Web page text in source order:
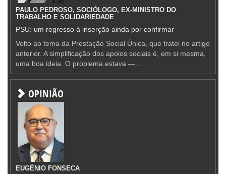
PAULO PEDROSO, SOCIÓLOGO, EX-MINISTRO DO
TRABALHO E SOLIDARIEDADE
PSU: um regresso à inserção ainda por confirmar
Volto ao tema da Prestação Social Única, que tratei no artigo
anterior. A simplificação dos apoios sociais é, em si mesma,
uma boa ideia. O problema estava —...
OPINIÃO
EUGÉNIO FONSECA